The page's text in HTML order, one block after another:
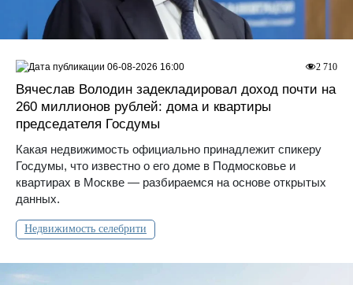
Вячеслав Володин задекладировал доход почти на
260 миллионов рублей: дома и квартиры
председателя Госдумы
Какая недвижимость официально принадлежит спикеру
Госдумы, что известно о его доме в Подмосковье и
квартирах в Москве — разбираемся на основе открытых
данных.
Недвижимость селебрити
2 710
06-08-2026 16:00